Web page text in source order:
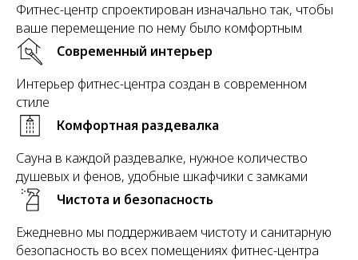
Фитнес-центр спроектирован изначально так, чтобы
ваше перемещение по нему было комфортным
Современный интерьер
Интерьер фитнес-центра создан в современном
стиле
Комфортная раздевалка
Сауна в каждой раздевалке, нужное количество
душевых и фенов, удобные шкафчики с замками
Чистота и безопасность
Ежедневно мы поддерживаем чистоту и санитарную
безопасность во всех помещениях фитнес-центра